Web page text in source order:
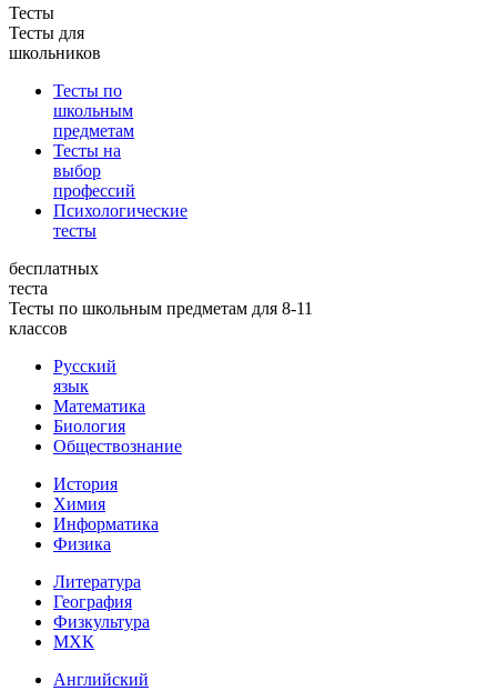
Тесты
Тесты для
школьников
Тесты по
школьным
предметам
Тесты на
выбор
профессий
Психологические
тесты
бесплатных
теста
Тесты по школьным предметам для 8-11
классов
Русский
язык
Математика
Биология
Обществознание
История
Химия
Информатика
Физика
Литература
География
Физкультура
МХК
Английский